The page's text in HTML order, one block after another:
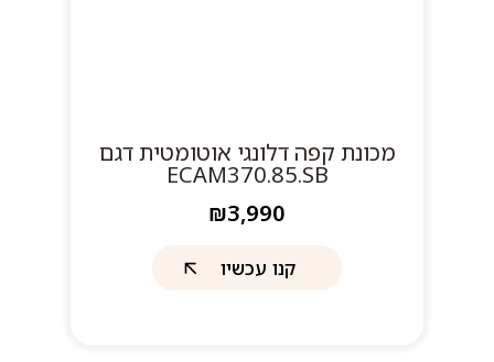
מכונת קפה דלונגי אוטומטית דגם
ECAM370.85.SB
₪3,990
קנו עכשיו